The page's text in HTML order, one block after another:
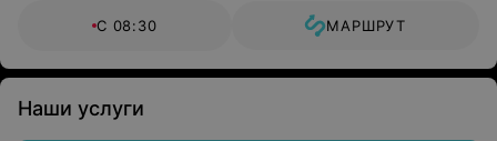
С 08:30 МАРШРУТ
Наши услуги